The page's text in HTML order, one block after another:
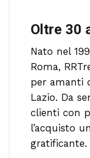
Oltre 30
Nato nel
Roma,
per amanti
Lazio. Da
clienti con
l’acquisto
gratificante.